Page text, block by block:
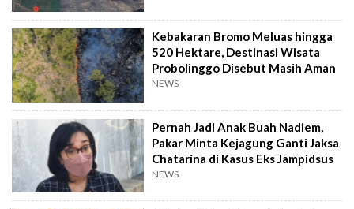
Kebakaran Bromo Meluas hingga
520 Hektare, Destinasi Wisata
Probolinggo Disebut Masih Aman
NEWS
Pernah Jadi Anak Buah Nadiem,
Pakar Minta Kejagung Ganti Jaksa
Chatarina di Kasus Eks Jampidsus
NEWS